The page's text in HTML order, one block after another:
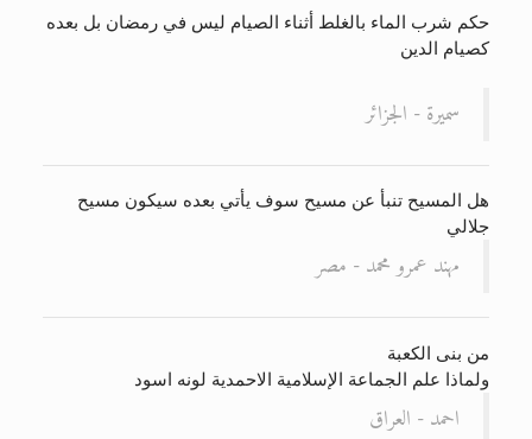
حكم شرب الماء بالغلط أثناء الصيام ليس في رمضان بل بعده
كصيام الدين
سميرة - الجزائر
هل المسيح تنبأ عن مسيح سوف يأتي بعده سيكون مسيح
جلالي
مهند عمرو محمد - مصر
من بنى الكعبة
ولماذا علم الجماعة الإسلامية الاحمدية لونه اسود
احمد - العراق